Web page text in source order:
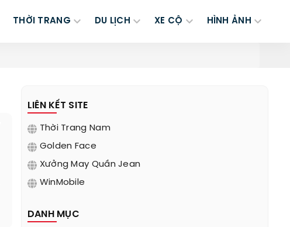
THỜI TRANG DU LỊCH XE CỘ HÌNH ẢNH
LIÊN KẾT SITE
Thời Trang Nam
Golden Face
Xưởng May Quần Jean
WinMobile
DANH MỤC